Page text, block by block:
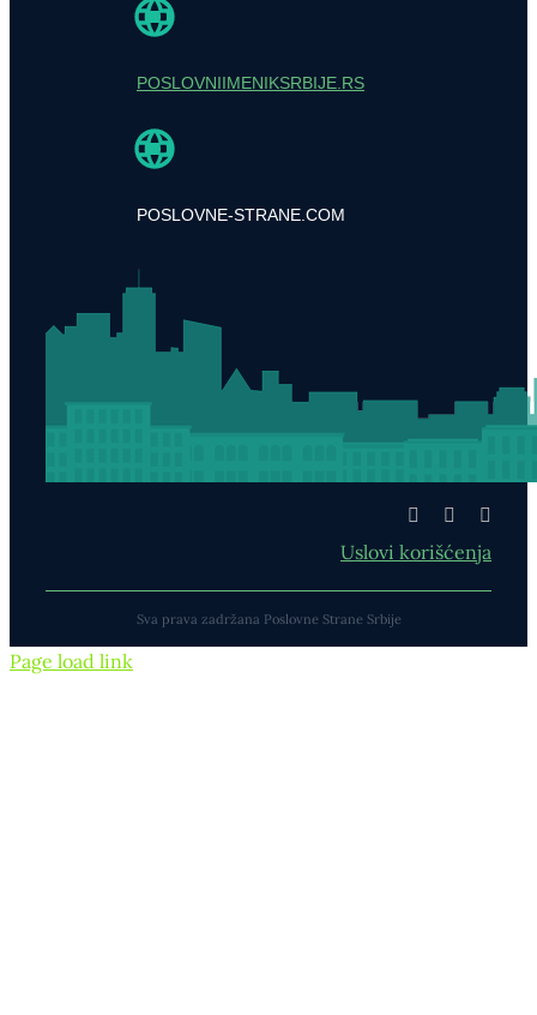
POSLOVNIIMENIKSRBIJE.RS
POSLOVNE-STRANE.COM
Uslovi korišćenja
Sva prava zadržana Poslovne Strane Srbije
Page load link